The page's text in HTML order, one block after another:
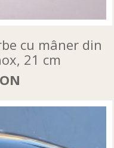
cu mâner din
21 cm